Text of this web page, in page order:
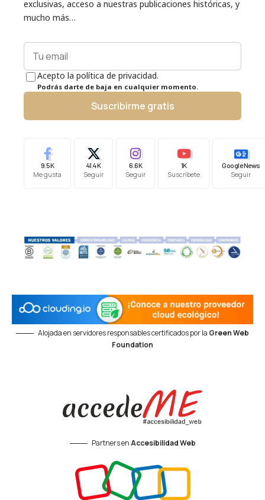
exclusivas, acceso a nuestras publicaciones históricas, y
mucho más…
Acepto la política de privacidad.
Podrás darte de baja en cualquier momento.
Suscribirme gratis
9.5K
Me gusta
41.4K
Seguir
6.6K
Seguir
1K
Suscríbete
Google News
Seguir
Alojada en servidores responsables certificados por la Green Web
Foundation
Partners enAccesibilidad Web